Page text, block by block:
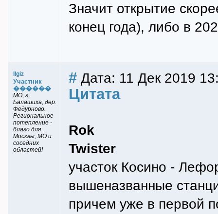
Значит открытие
конец года), либо в
Ilgiz
Участник
������
МО, г.
Балашиха, дер.
Федурново.
Региональное
потепление -
благо для
Москвы, МО и
соседних
областей!
# Дата: 11 Дек 2019
Цитата
Rok
Twister
участок Косино -
вышеназванные
причем уже в первой